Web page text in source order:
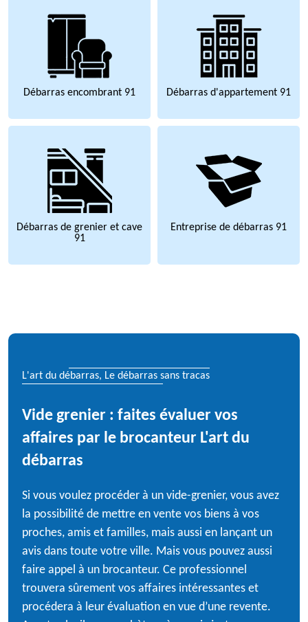
Débarras encombrant 91 Débarras d'appartement 91
Débarras de grenier et cave
91
Entreprise de débarras 91
L'art du débarras, Le débarras sans tracas
Vide grenier : faites évaluer vos
affaires par le brocanteur L'art du
débarras
Si vous voulez procéder à un vide-grenier, vous avez
la possibilité de mettre en vente vos biens à vos
proches, amis et familles, mais aussi en lançant un
avis dans toute votre ville. Mais vous pouvez aussi
faire appel à un brocanteur. Ce professionnel
trouvera sûrement vos affaires intéressantes et
procédera à leur évaluation en vue d’une revente.